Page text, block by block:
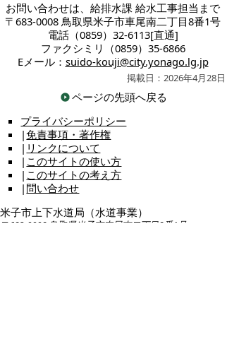
お問い合わせは、給排水課 給水工事担当まで
〒683-0008 鳥取県米子市車尾南二丁目8番1号
電話（0859）32-6113[直通]
ファクシミリ（0859）35-6866
Eメール： suido-kouji@city.yonago.lg.jp
掲載日：2026年4月28日
ページの先頭へ戻る
プライバシーポリシー
|免責事項・著作権
| リンクについて
| このサイトの使い方
| このサイトの考え方
| 問い合わせ
米子市上下水道局（水道事業）
〒683-0008 鳥取県米子市車尾南二丁目8番1号